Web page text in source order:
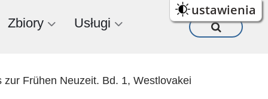
ustawienia
Zbiory Usługi
Frühen Neuzeit. Bd. 1, Westlovakei